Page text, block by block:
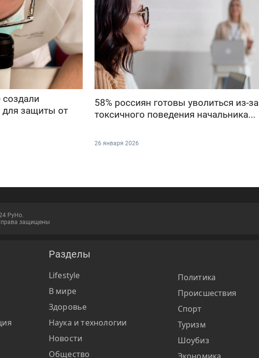
защиты от
58% россиян готовы уволиться из-за
токсичного поведения начальника...
26 января 2026
РуНо.
права защищены
Разделы
Lifestyle
В мире
Здоровье
Наука и технологии
Новости
Общество
Политика
Происшествия
Спорт
Туризм
Шоубиз